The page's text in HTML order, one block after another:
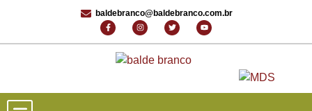
baldebranco@baldebranco.com.br